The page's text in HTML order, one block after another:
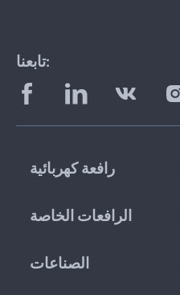
تابعنا:
رافعة كهربائية
الرافعات الخاصة
الصناعات